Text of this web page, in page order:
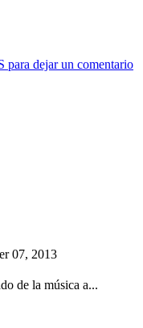
para dejar un comentario
07, 2013
de la música a...